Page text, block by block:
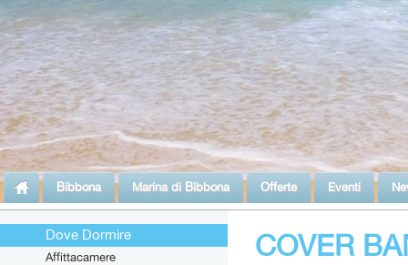
Bibbona Marina di Bibbona Offerte Eventi
Dove Dormire
Affittacamere
COVER